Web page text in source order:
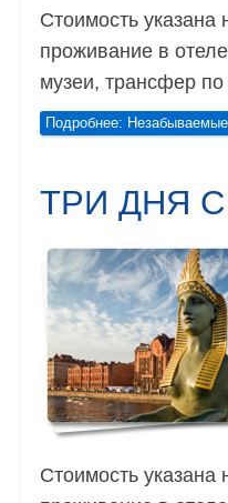
Стоимость указана
проживание в
музеи, трансфер
Подробнее:
ТРИ ДНЯ
Стоимость указана